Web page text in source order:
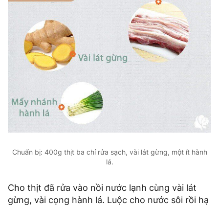
Chuẩn bị: 400g thịt ba chỉ rửa sạch, vài lát gừng, một ít hành
lá.
Cho thịt đã rửa vào nồi nước lạnh cùng vài lát
gừng, vài cọng hành lá. Luộc cho nước sôi rồi hạ